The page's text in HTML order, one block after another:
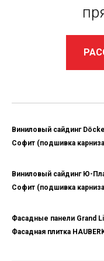
Виниловый сайдинг Döcke
Софит (подшивка
Виниловый сайдинг Ю-
Софит (подшивка
Фасадные панели Grand
Фасадная плитка